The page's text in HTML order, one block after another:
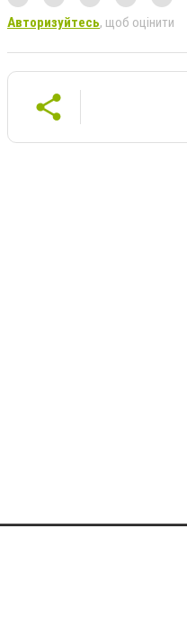
Авторизуйтесь, щоб оцінити